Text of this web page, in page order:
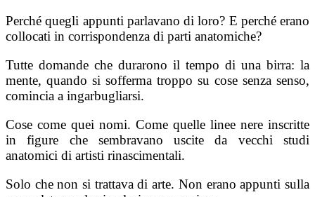
Perché quegli appunti parlavano di loro? E perché erano
collocati in corrispondenza di parti anatomiche?
Tutte domande che durarono il tempo di una birra: la
mente, quando si sofferma troppo su cose senza senso,
comincia a ingarbugliarsi.
Cose come quei nomi. Come quelle linee nere inscritte
in figure che sembravano uscite da vecchi studi
anatomici di artisti rinascimentali.
Solo che non si trattava di arte. Non erano appunti sulla